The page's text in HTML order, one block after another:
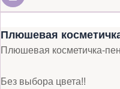
Плюшевая
Плюшевая косметичка-
Без выбора цвета!!